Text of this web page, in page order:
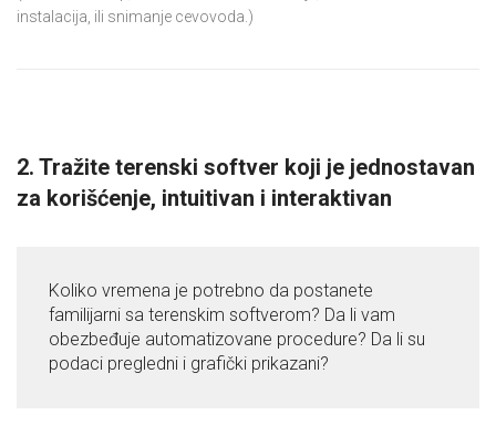
instalacija, ili snimanje cevovoda.)
2. Tražite terenski softver koji je jednostavan
za korišćenje, intuitivan i interaktivan
Koliko vremena je potrebno da postanete
familijarni sa terenskim softverom? Da li vam
obezbeđuje automatizovane procedure? Da li su
podaci pregledni i grafički prikazani?